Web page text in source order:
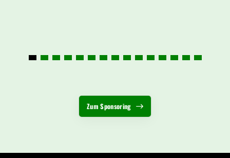
Zum Sponsoring